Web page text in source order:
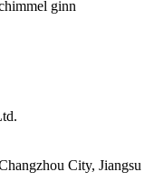
ginn
City, Jiangsu